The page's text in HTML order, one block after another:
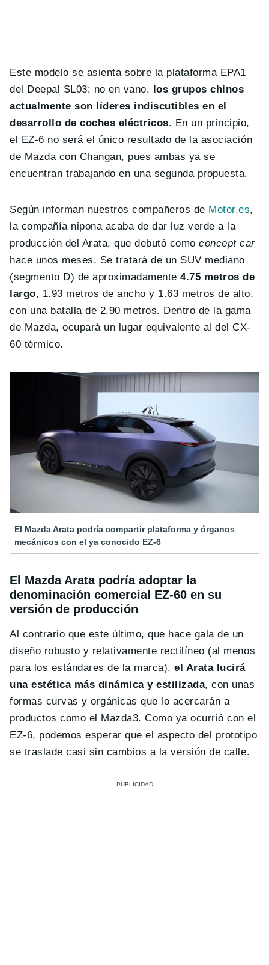
Este modelo se asienta sobre la plataforma EPA1
del Deepal SL03; no en vano, los grupos chinos
actualmente son líderes indiscutibles en el
desarrollo de coches eléctricos. En un principio,
el EZ-6 no será el único resultado de la asociación
de Mazda con Changan, pues ambas ya se
encuentran trabajando en una segunda propuesta.
Según informan nuestros compañeros de Motor.es,
la compañía nipona acaba de dar luz verde a la
producción del Arata, que debutó comoconcept car
hace unos meses. Se tratará de un SUV mediano
(segmento D) de aproximadamente4.75 metros de
largo, 1.93 metros de ancho y 1.63 metros de alto,
con una batalla de 2.90 metros. Dentro de la gama
de Mazda, ocupará un lugar equivalente al del CX-
60 térmico.
El Mazda Arata podría compartir plataforma y órganos
mecánicos con el ya conocido EZ-6
El Mazda Arata podría adoptar la
denominación comercial EZ-60 en su
versión de producción
Al contrario que este último, que hace gala de un
diseño robusto y relativamente rectilíneo (al menos
para los estándares de la marca),el Arata lucirá
una estética más dinámica y estilizada, con unas
formas curvas y orgánicas que lo acercarán a
productos como el Mazda3. Como ya ocurrió con el
EZ-6, podemos esperar que el aspecto del prototipo
se traslade casi sin cambios a la versión de calle.